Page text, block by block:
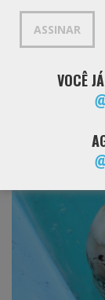
ASSINAR
VOCÊ